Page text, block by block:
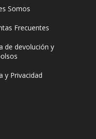
Somos
Frecuentes
de devolución y
y Privacidad